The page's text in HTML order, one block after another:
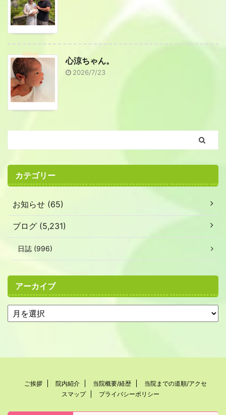
心涼ちゃん。
2026/7/23
カテゴリー
お知らせ (65)
ブログ (5,231)
日誌 (996)
アーカイブ
ご挨拶 院内紹介 当院概要/経歴
当院までの道順/アクセ
スマップ
プライバシーポリシー